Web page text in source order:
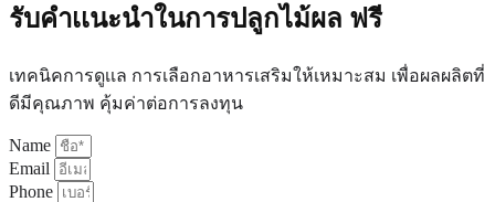
รับคำเเนะนำในการปลูกไม้ผล ฟรี
เทคนิคการดูเเล การเลือกอาหารเสริมให้เหมาะสม เพื่อผลผลิตที่
ดีมีคุณภาพ คุ้มค่าต่อการลงทุน
Name
Email
Phone